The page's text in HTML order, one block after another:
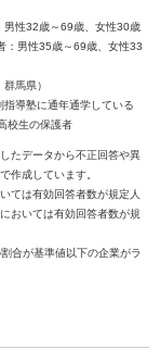
男性32歳～69歳、女性30歳
：男性35歳～69歳、女性33
馬県）
導塾に通年通学している
校生の保護者
たデータから不正回答や異
作成しています。
ては有効回答者数が規定人
おいては有効回答者数が規
合が基準値以下の企業がラ